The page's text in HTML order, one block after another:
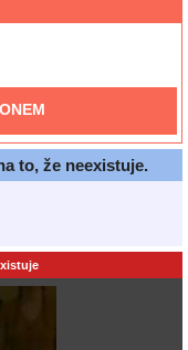
to, že neexistuje.